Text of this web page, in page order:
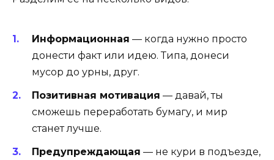
Информационная — когда нужно просто
донести факт или идею. Типа, донеси
мусор до урны, друг.
Позитивная мотивация — давай, ты
сможешь переработать бумагу, и мир
станет лучше.
Предупреждающая — не кури в подъезде,